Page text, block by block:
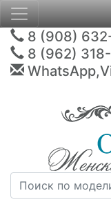
8 (908)
8 (962)